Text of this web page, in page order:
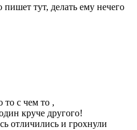
тут, делать ему нечего
то с чем то ,
круче другого!
отличились и грохнули